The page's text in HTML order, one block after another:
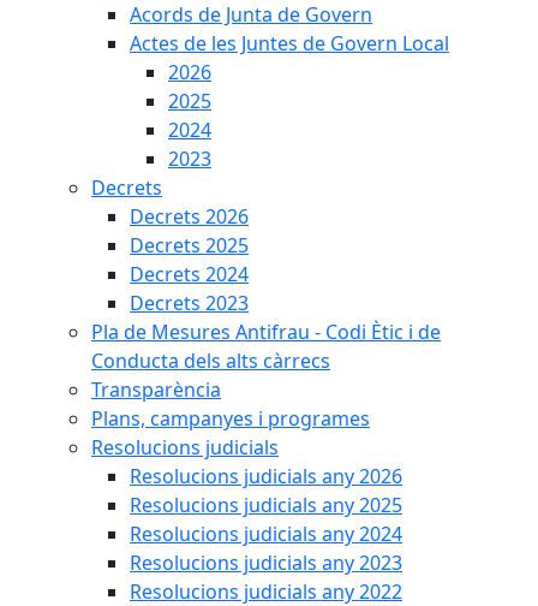
Acords de Junta de Govern
Actes de les Juntes de Govern Local
2026
2025
2024
2023
Decrets
Decrets 2026
Decrets 2025
Decrets 2024
Decrets 2023
Pla de Mesures Antifrau - Codi Ètic i de
Conducta dels alts càrrecs
Transparència
Plans, campanyes i programes
Resolucions judicials
Resolucions judicials any 2026
Resolucions judicials any 2025
Resolucions judicials any 2024
Resolucions judicials any 2023
Resolucions judicials any 2022